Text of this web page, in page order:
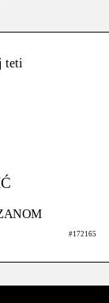
teti
#172165